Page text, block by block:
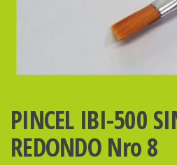
PINCEL IBI-500
REDONDO Nro 8